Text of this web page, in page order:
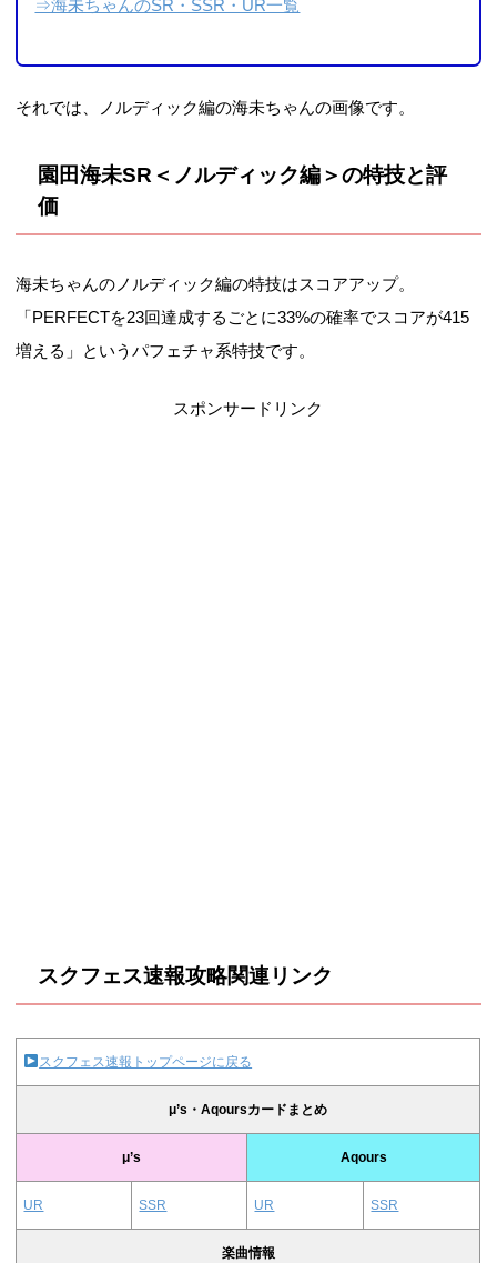
⇒海未ちゃんのSR・SSR・UR一覧
それでは、ノルディック編の海未ちゃんの画像です。
園田海未SR＜ノルディック編＞の特技と評
価
海未ちゃんのノルディック編の特技はスコアアップ。
「PERFECTを23回達成するごとに33%の確率でスコアが415
増える」というパフェチャ系特技です。
スポンサードリンク
スクフェス速報攻略関連リンク
スクフェス速報トップページに戻る
μ’s・Aqoursカードまとめ
μ’s Aqours
UR SSR UR SSR
楽曲情報